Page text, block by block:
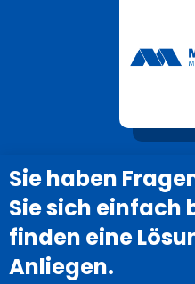
Sie haben
Sie sich einfach
finden eine
Anliegen.